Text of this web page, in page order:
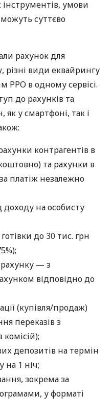
умови
суттєво
рахунок для
різні види еквайрингу
РРО в одному сервісі.
до рахунків та
у смартфоні, так і
контрагентів в
та рахунки в
платіж незалежно
на особисту
до 30 тис. грн
— з
відповідно до
(купівля/продаж)
переказів з
комісій);
депозитів на термін
на 1 ніч;
зокрема за
у форматі